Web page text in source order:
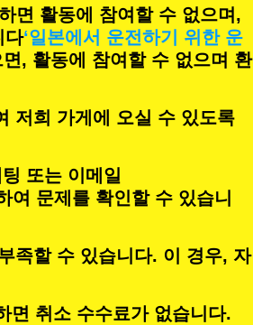
면 활동에 참여할 수 없으며,
다‘일본에서 운전하기 위한 운
, 활동에 참여할 수 없으며 환
저희 가게에 오실 수 있도록
또는 이메일
여 문제를 확인할 수 있습니
족할 수 있습니다. 이 경우, 자
면 취소 수수료가 없습니다.